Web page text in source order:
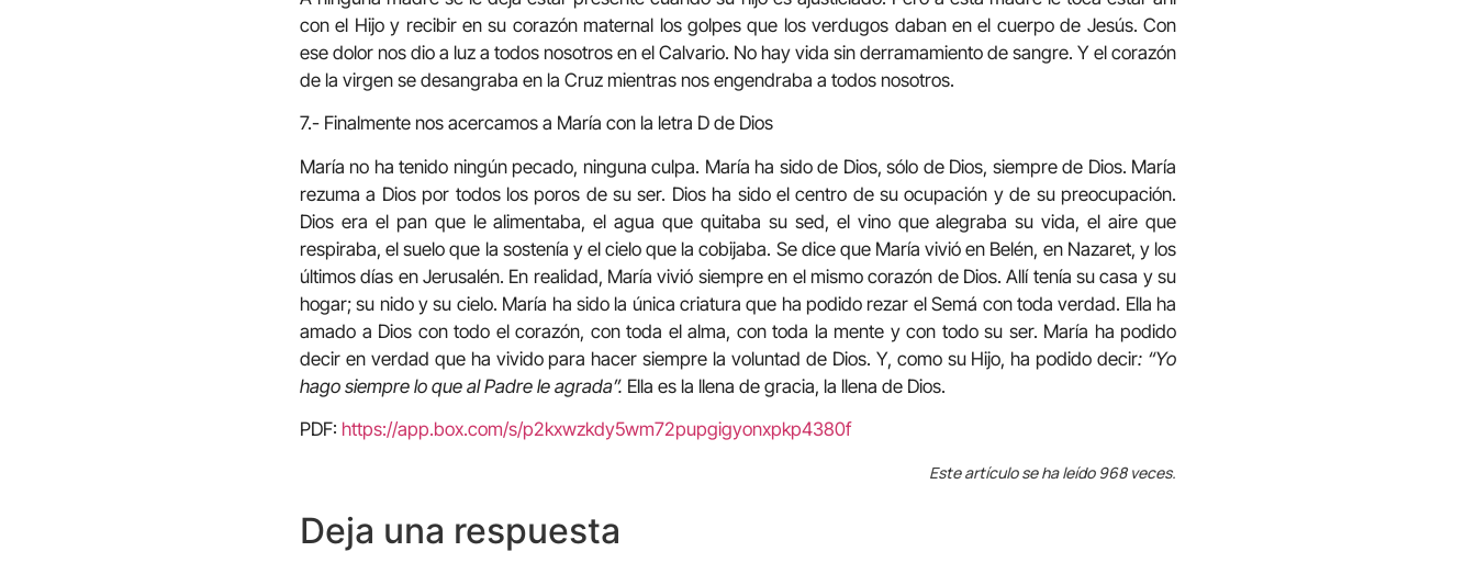
con el Hijo y recibir en su corazón maternal los golpes que los verdugos daban en el cuerpo de Jesús. Con
ese dolor nos dio a luz a todos nosotros en el Calvario. No hay vida sin derramamiento de sangre. Y el corazón
de la virgen se desangraba en la Cruz mientras nos engendraba a todos nosotros.
7.- Finalmente nos acercamos a María con la letra D de Dios
María no ha tenido ningún pecado, ninguna culpa. María ha sido de Dios, sólo de Dios, siempre de Dios. María
rezuma a Dios por todos los poros de su ser. Dios ha sido el centro de su ocupación y de su preocupación.
Dios era el pan que le alimentaba, el agua que quitaba su sed, el vino que alegraba su vida, el aire que
respiraba, el suelo que la sostenía y el cielo que la cobijaba. Se dice que María vivió en Belén, en Nazaret, y los
últimos días en Jerusalén. En realidad, María vivió siempre en el mismo corazón de Dios. Allí tenía su casa y su
hogar; su nido y su cielo. María ha sido la única criatura que ha podido rezar el Semá con toda verdad. Ella ha
amado a Dios con todo el corazón, con toda el alma, con toda la mente y con todo su ser. María ha podido
decir en verdad que ha vivido para hacer siempre la voluntad de Dios. Y, como su Hijo, ha podido decir: “Yo
hago siempre lo que al Padre le agrada”. Ella es la llena de gracia, la llena de Dios.
PDF: https://app.box.com/s/p2kxwzkdy5wm72pupgigyonxpkp4380f
Este artículo se ha leído 968 veces.
Deja una respuesta